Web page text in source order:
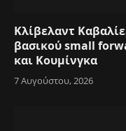
Κλίβελαντ
βασικού small
και Κουμίνγκα
7 Αυγούστου, 2026